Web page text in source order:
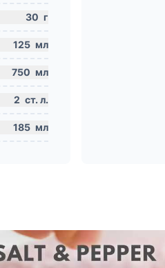
30 г
125 мл
750 мл
2 ст. л.
185 мл